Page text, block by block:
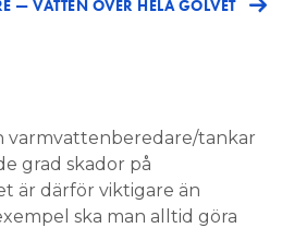
— VATTEN ÖVER HELA GOLVET
varmvattenberedare/tankar
grad skador på
är därför viktigare än
ska man alltid göra